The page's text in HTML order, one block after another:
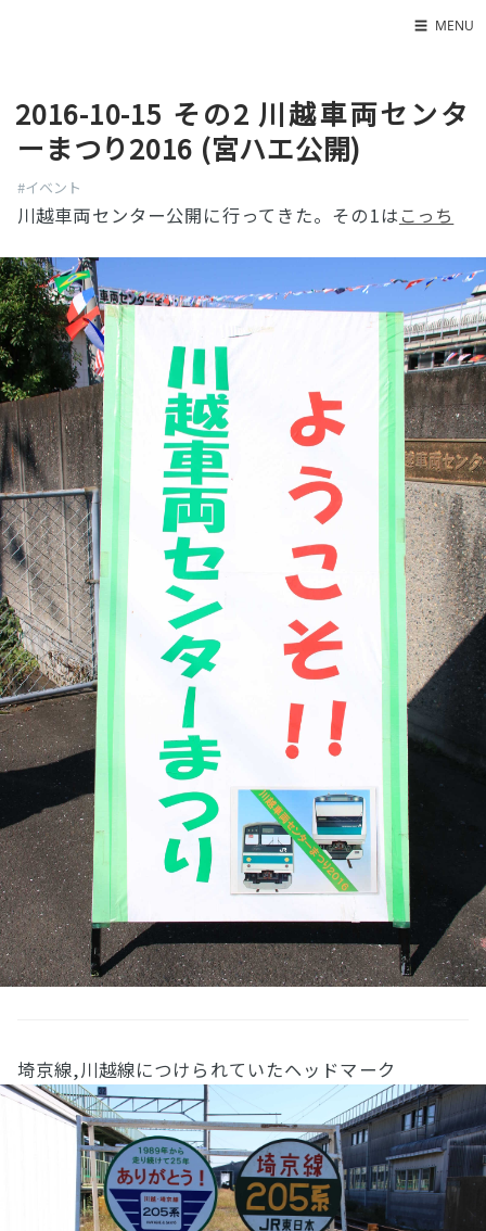
About
☰ MENU
2016-10-15 その2 川越車両センタ
ーまつり2016 (宮ハエ公開)
#イベント
川越車両センター公開に行ってきた。その1はこっち
埼京線,川越線につけられていたヘッドマーク